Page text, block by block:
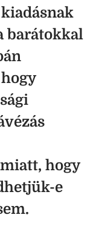
barátokkal
hogy
e